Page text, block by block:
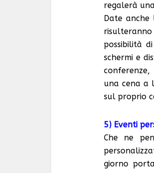
regalerà
Date anche
possibilità
schermi e
una cena a
sul proprio
5) Eventi
Che ne
giorno